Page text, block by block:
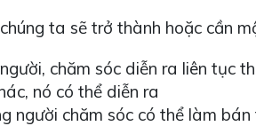
ta sẽ trở thành hoặc cần
chăm sóc diễn ra liên tục
nó có thể diễn ra
người chăm sóc có thể làm